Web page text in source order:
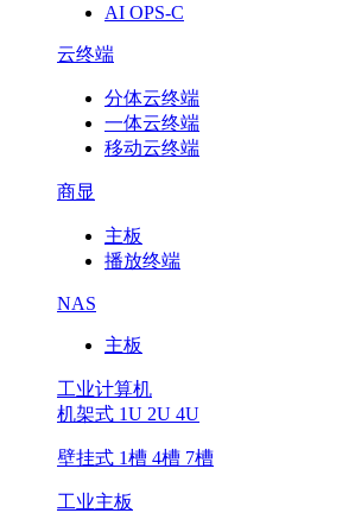
AI OPS-C
云终端
分体云终端
一体云终端
移动云终端
商显
主板
播放终端
NAS
主板
工业计算机
机架式 1U 2U 4U
壁挂式 1槽 4槽 7槽
工业主板